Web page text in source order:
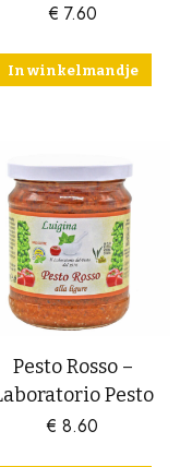
€ 7.60
In winkelmandje
Pesto Rosso –
Pesto
€ 8.60